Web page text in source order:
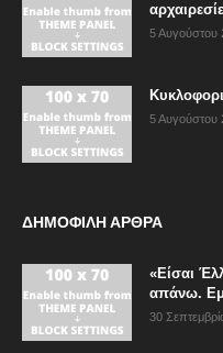
5 Αυγούστου
5 Αυγούστου
ΔΗΜΟΦΙΛΗ ΑΡΘΡΑ
«Είσαι
απάνω.
30